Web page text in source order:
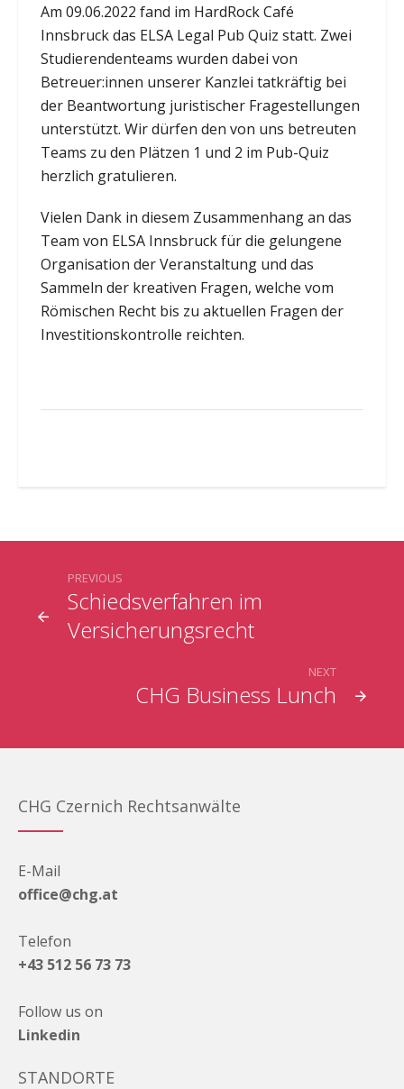
Am 09.06.2022 fand im HardRock Café
Innsbruck das ELSA Legal Pub Quiz statt. Zwei
Studierendenteams wurden dabei von
Betreuer:innen unserer Kanzlei tatkräftig bei
der Beantwortung juristischer Fragestellungen
unterstützt. Wir dürfen den von uns betreuten
Teams zu den Plätzen 1 und 2 im Pub-Quiz
herzlich gratulieren.
Vielen Dank in diesem Zusammenhang an das
Team von ELSA Innsbruck für die gelungene
Organisation der Veranstaltung und das
Sammeln der kreativen Fragen, welche vom
Römischen Recht bis zu aktuellen Fragen der
Investitionskontrolle reichten.
Schiedsverfahren im
Versicherungsrecht
PREVIOUS
CHG Business Lunch
NEXT
CHG Czernich Rechtsanwälte
E-Mail
office@chg.at
Telefon
+43 512 56 73 73
Follow us on
Linkedin
STANDORTE